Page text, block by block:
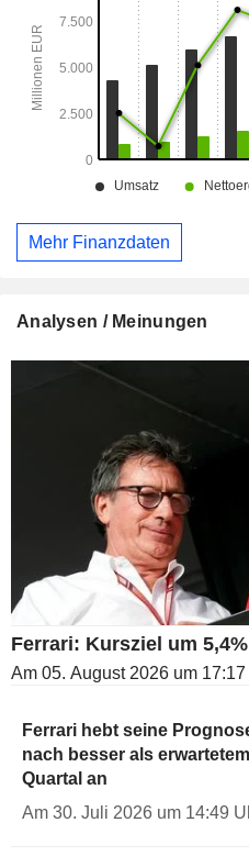
Mehr Finanzdaten
Analysen / Meinungen
Ferrari: Kursziel um
Am 05. August 2026 um
Ferrari hebt seine
nach besser als
Quartal an
Am 30. Juli 2026 um 14:49